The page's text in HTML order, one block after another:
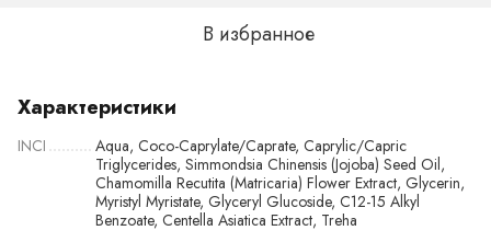
В избранное
Характеристики
INCI
Aqua, Coco-Caprylate/Caprate, Caprylic/Capric
Triglycerides, Simmondsia Chinensis (Jojoba) Seed Oil,
Chamomilla Recutita (Matricaria) Flower Extract, Glycerin,
Myristyl Myristate, Glyceryl Glucoside, C12-15 Alkyl
Benzoate, Centella Asiatica Extract, Treha